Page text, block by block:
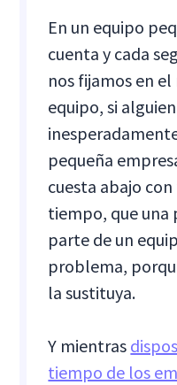
En un equipo
cuenta y cada
nos fijamos en
equipo, si
pequeña
cuesta abajo
tiempo, que una
parte de un
problema,
la sustituya.
Y mientras
tiempo de los